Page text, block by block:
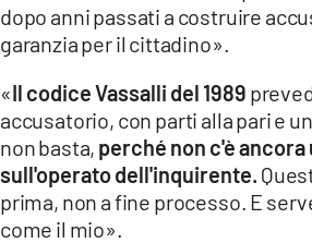
dopo anni passati a costruire
garanzia per il cittadino».
«Il codice Vassalli del 1989
accusatorio, con parti alla pari e
non basta, perché non c'è
sull'operato dell'inquirente.
prima, non a fine processo. E
come il mio».